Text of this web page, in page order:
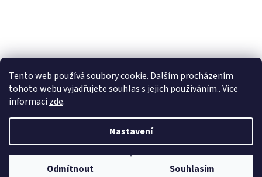
Tento web používá soubory cookie. Dalším procházením
tohoto webu vyjadřujete souhlas s jejich používáním.. Více
informacízde.
Nastavení
Odmítnout Souhlasím
Vytvořil Shoptet
Copyright 2026Beno Eshop . Všechna práva vyhrazena.